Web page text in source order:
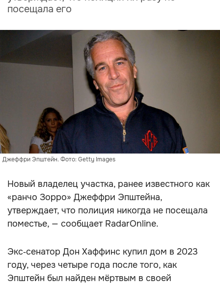
посещала его
Джеффри Эпштейн. Фото: Getty Images
Новый владелец участка, ранее известного как
«ранчо Зорро» Джеффри Эпштейна,
утверждает, что полиция никогда не посещала
поместье, — сообщает RadarOnline.
Экс‑сенатор Дон Хаффинс купил дом в 2023
году, через четыре года после того, как
Эпштейн был найден мёртвым в своей